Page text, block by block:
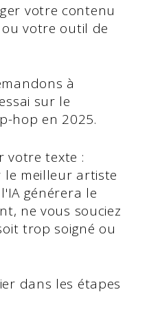
votre contenu
ou votre outil de
à
sur le
hop en 2025.
votre texte :
le meilleur artiste
générera le
ne vous souciez
trop soigné ou
dans les étapes